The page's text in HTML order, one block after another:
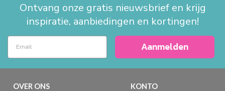
Ontvang onze gratis nieuwsbrief en krijg
inspiratie, aanbiedingen en kortingen!
Aanmelden
OVER ONS KONTO